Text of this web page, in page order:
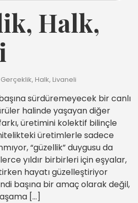
Halk,
Gerçeklik, Halk, Livaneli
sürdüremeyecek bir canlı
halinde yaşayan diğer
üretimini kolektif bilinçle
üretimlerle sadece
“güzellik” duygusu da
yıldır birbirleri için eşyalar,
hayatı güzelleştiriyor
başına bir amaç olarak değil,
[…]